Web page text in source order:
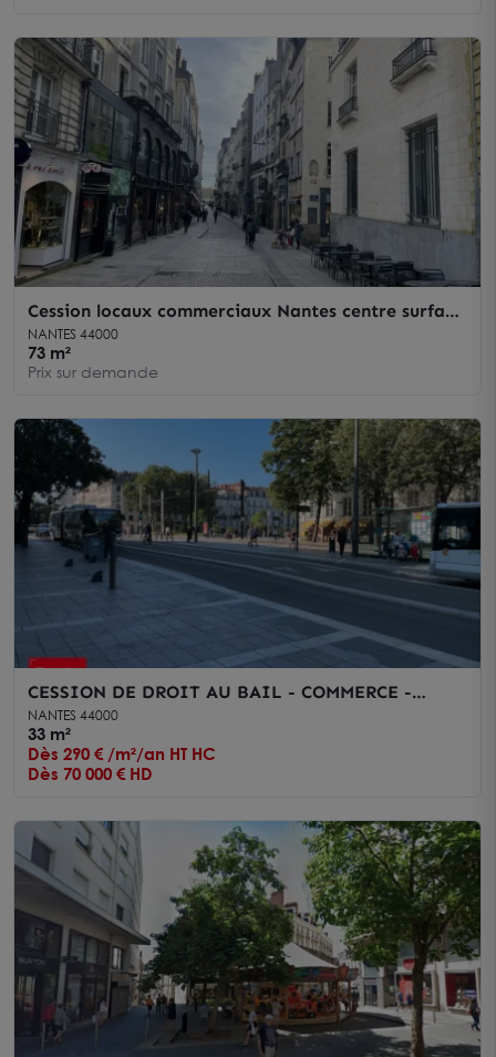
Cession locaux commerciaux Nantes centre surface
de vente et réserve
NANTES 44000
73 m²
Prix sur demande
CESSION DE DROIT AU BAIL - COMMERCE -
NANTES - CENTRE VILLE - 30M2
NANTES 44000
33 m²
Dès 290 € /m²/an HT HC
Dès 70 000 € HD